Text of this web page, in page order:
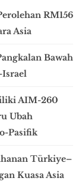
RM156
Asia
Bawah
Israel
AIM-260
Ubah
Pasifik
Türkiye–
Kuasa Asia